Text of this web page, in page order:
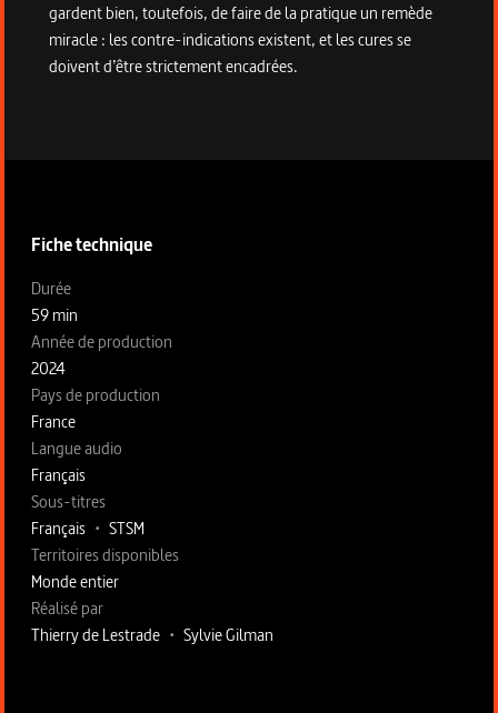
gardent bien, toutefois, de faire de la pratique un remède
miracle : les contre-indications existent, et les cures se
doivent d’être strictement encadrées.
Fiche technique
Fiche technique section gauche
Durée
59 min
Année de production
2024
Pays de production
France
Langue audio
Français
Sous-titres
Français • STSM
Territoires disponibles
Monde entier
Fiche technique section droite
Réalisé par
Thierry de Lestrade • Sylvie Gilman